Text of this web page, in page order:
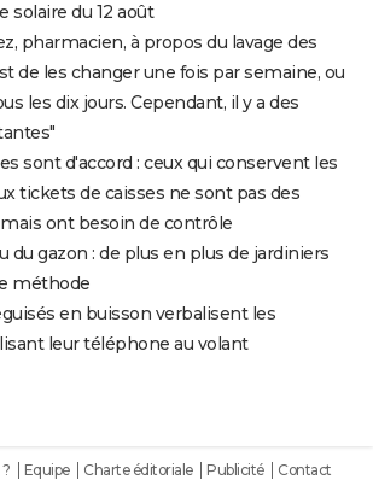
solaire du 12 août
pharmacien, à propos du lavage des
de les changer une fois par semaine, ou
les dix jours. Cependant, il y a des
sont d'accord : ceux qui conservent les
tickets de caisses ne sont pas des
ont besoin de contrôle
du gazon : de plus en plus de jardiniers
méthode
en buisson verbalisent les
leur téléphone au volant
Equipe Charte éditoriale Publicité Contact